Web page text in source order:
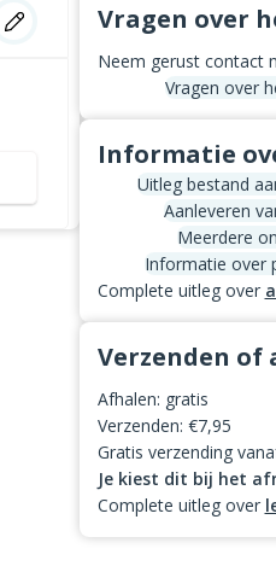
Vragen over
Neem gerust contact
Vragen over
Informatie
Uitleg bestand
Aanleveren
Meerdere
Informatie over
Complete uitleg over
Verzenden of
Afhalen: gratis
Verzenden: €7,95
Gratis verzending
Je kiest dit bij het
Complete uitleg over